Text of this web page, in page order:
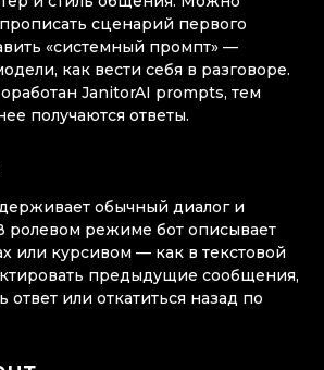
прописать сценарий первого
«системный промпт» —
как вести себя в разговоре.
JanitorAI prompts, тем
получаются ответы.
обычный диалог и
ролевом режиме бот описывает
или курсивом — как в текстовой
предыдущие сообщения,
ответ или откатиться назад по